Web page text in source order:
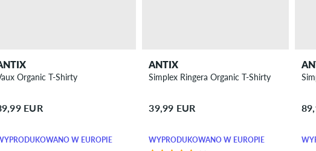
Organic T-Shirty
EUR
W EUROPIE
ANTIX
Simplex Ringera Organic T-Shirty
39,99 EUR
WYPRODUKOWANO W EUROPIE